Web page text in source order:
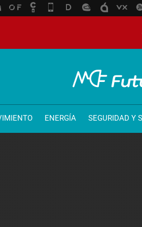
ENERGÍA SEGURIDAD Y